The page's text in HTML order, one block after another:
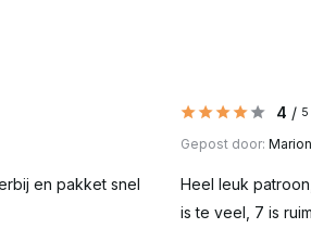
en pakket snel
4 / 5
Gepost door: Marion
Heel leuk
is te veel, 7 is